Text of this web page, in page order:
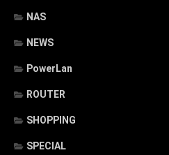
NAS
NEWS
PowerLan
ROUTER
SHOPPING
SPECIAL